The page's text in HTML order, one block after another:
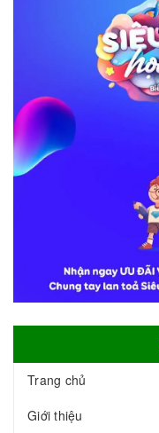
Trang chủ
Giới thiệu